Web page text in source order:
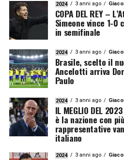
2024 3 anni ago
COPA DEL REY –
Simeone vince 1-
in semifinale
2024 3 anni ago
Brasile, scelto il
Ancelotti arriva
Paulo
2024 3 anni ago
IL MEGLIO DEL
è la nazione con
rappresentative
italiano
2024 3 anni ago